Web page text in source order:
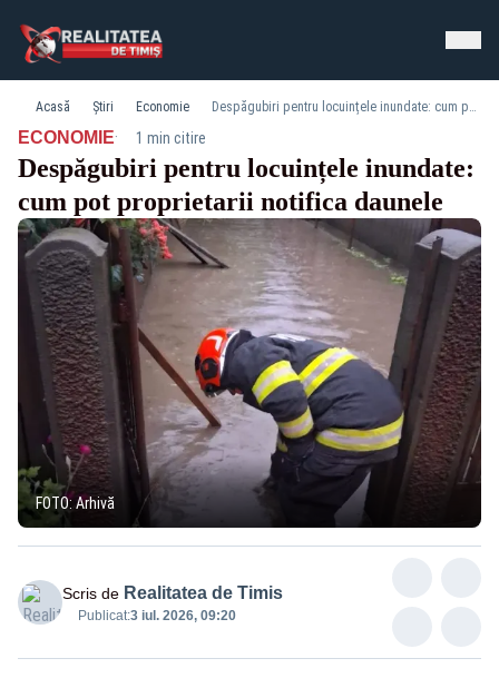
Acasă Știri Economie Despăgubiri pentru locuințele inundate: cum pot proprietarii notifica daunele
ECONOMIE· 1 min citire
Despăgubiri pentru locuințele inundate:
cum pot proprietarii notifica daunele
FOTO: Arhivă
Scris de Realitatea de Timis
Publicat:3 iul. 2026, 09:20